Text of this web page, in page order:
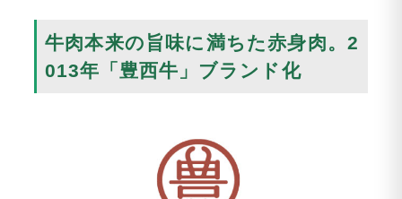
牛肉本来の旨味に満ちた赤身肉。2
013年「豊西牛」ブランド化